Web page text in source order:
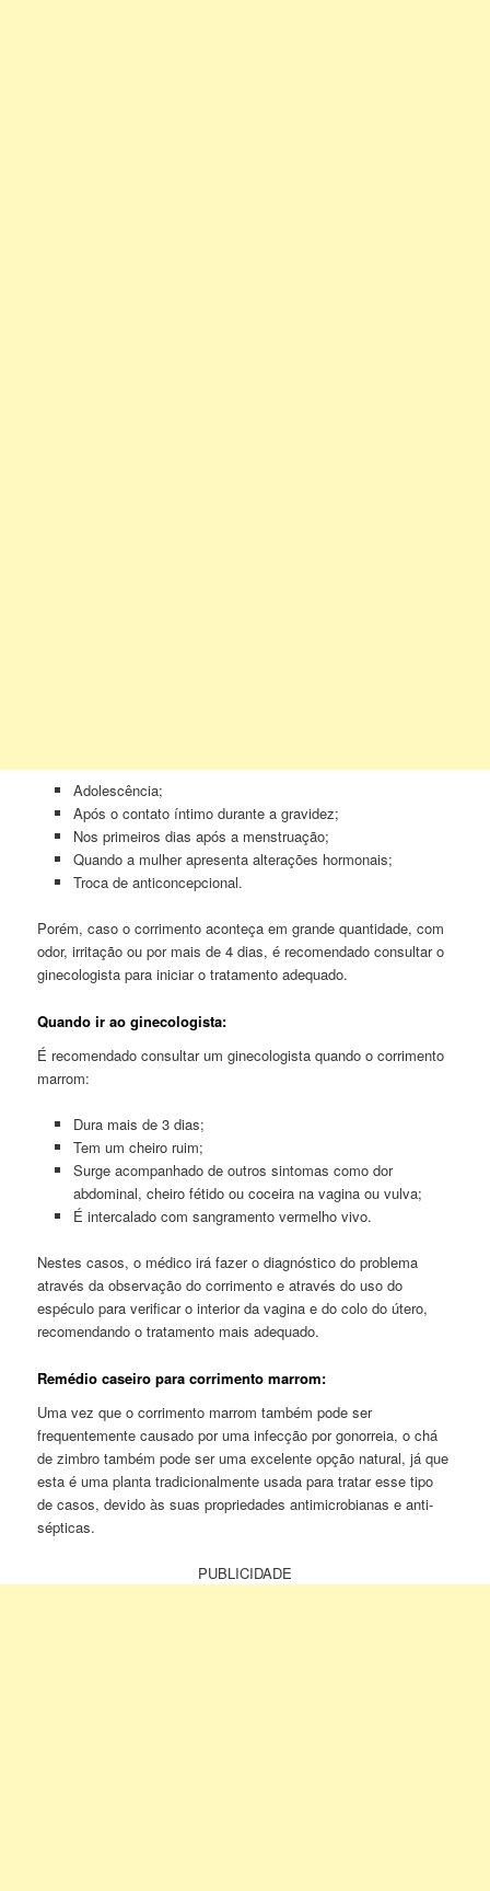
Adolescência;
Após o contato íntimo durante a gravidez;
Nos primeiros dias após a menstruação;
Quando a mulher apresenta alterações hormonais;
Troca de anticoncepcional.
Porém, caso o corrimento aconteça em grande quantidade, com
odor, irritação ou por mais de 4 dias, é recomendado consultar o
ginecologista para iniciar o tratamento adequado.
Quando ir ao ginecologista:
É recomendado consultar um ginecologista quando o corrimento
marrom:
Dura mais de 3 dias;
Tem um cheiro ruim;
Surge acompanhado de outros sintomas como dor
abdominal, cheiro fétido ou coceira na vagina ou vulva;
É intercalado com sangramento vermelho vivo.
Nestes casos, o médico irá fazer o diagnóstico do problema
através da observação do corrimento e através do uso do
espéculo para verificar o interior da vagina e do colo do útero,
recomendando o tratamento mais adequado.
Remédio caseiro para corrimento marrom:
Uma vez que o corrimento marrom também pode ser
frequentemente causado por uma infecção por gonorreia, o chá
de zimbro também pode ser uma excelente opção natural, já que
esta é uma planta tradicionalmente usada para tratar esse tipo
de casos, devido às suas propriedades antimicrobianas e anti-
sépticas.
PUBLICIDADE